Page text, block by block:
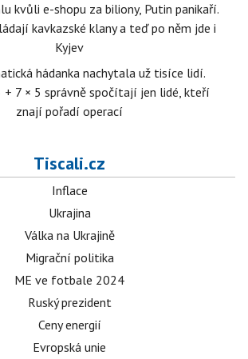
kvůli e-shopu za biliony, Putin panikaří.
kavkazské klany a teď po něm jde i
Kyjev
hádanka nachytala už tisíce lidí.
+ 7 × 5 správně spočítají jen lidé, kteří
znají pořadí operací
Tiscali.cz
Inflace
Ukrajina
Válka na Ukrajině
Migrační politika
ME ve fotbale 2024
Ruský prezident
Ceny energií
Evropská unie